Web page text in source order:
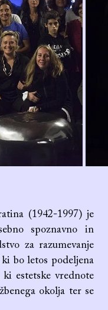
(1942-1997) je
spoznavno in
za razumevanje
bo letos podeljena
estetske vrednote
okolja ter se